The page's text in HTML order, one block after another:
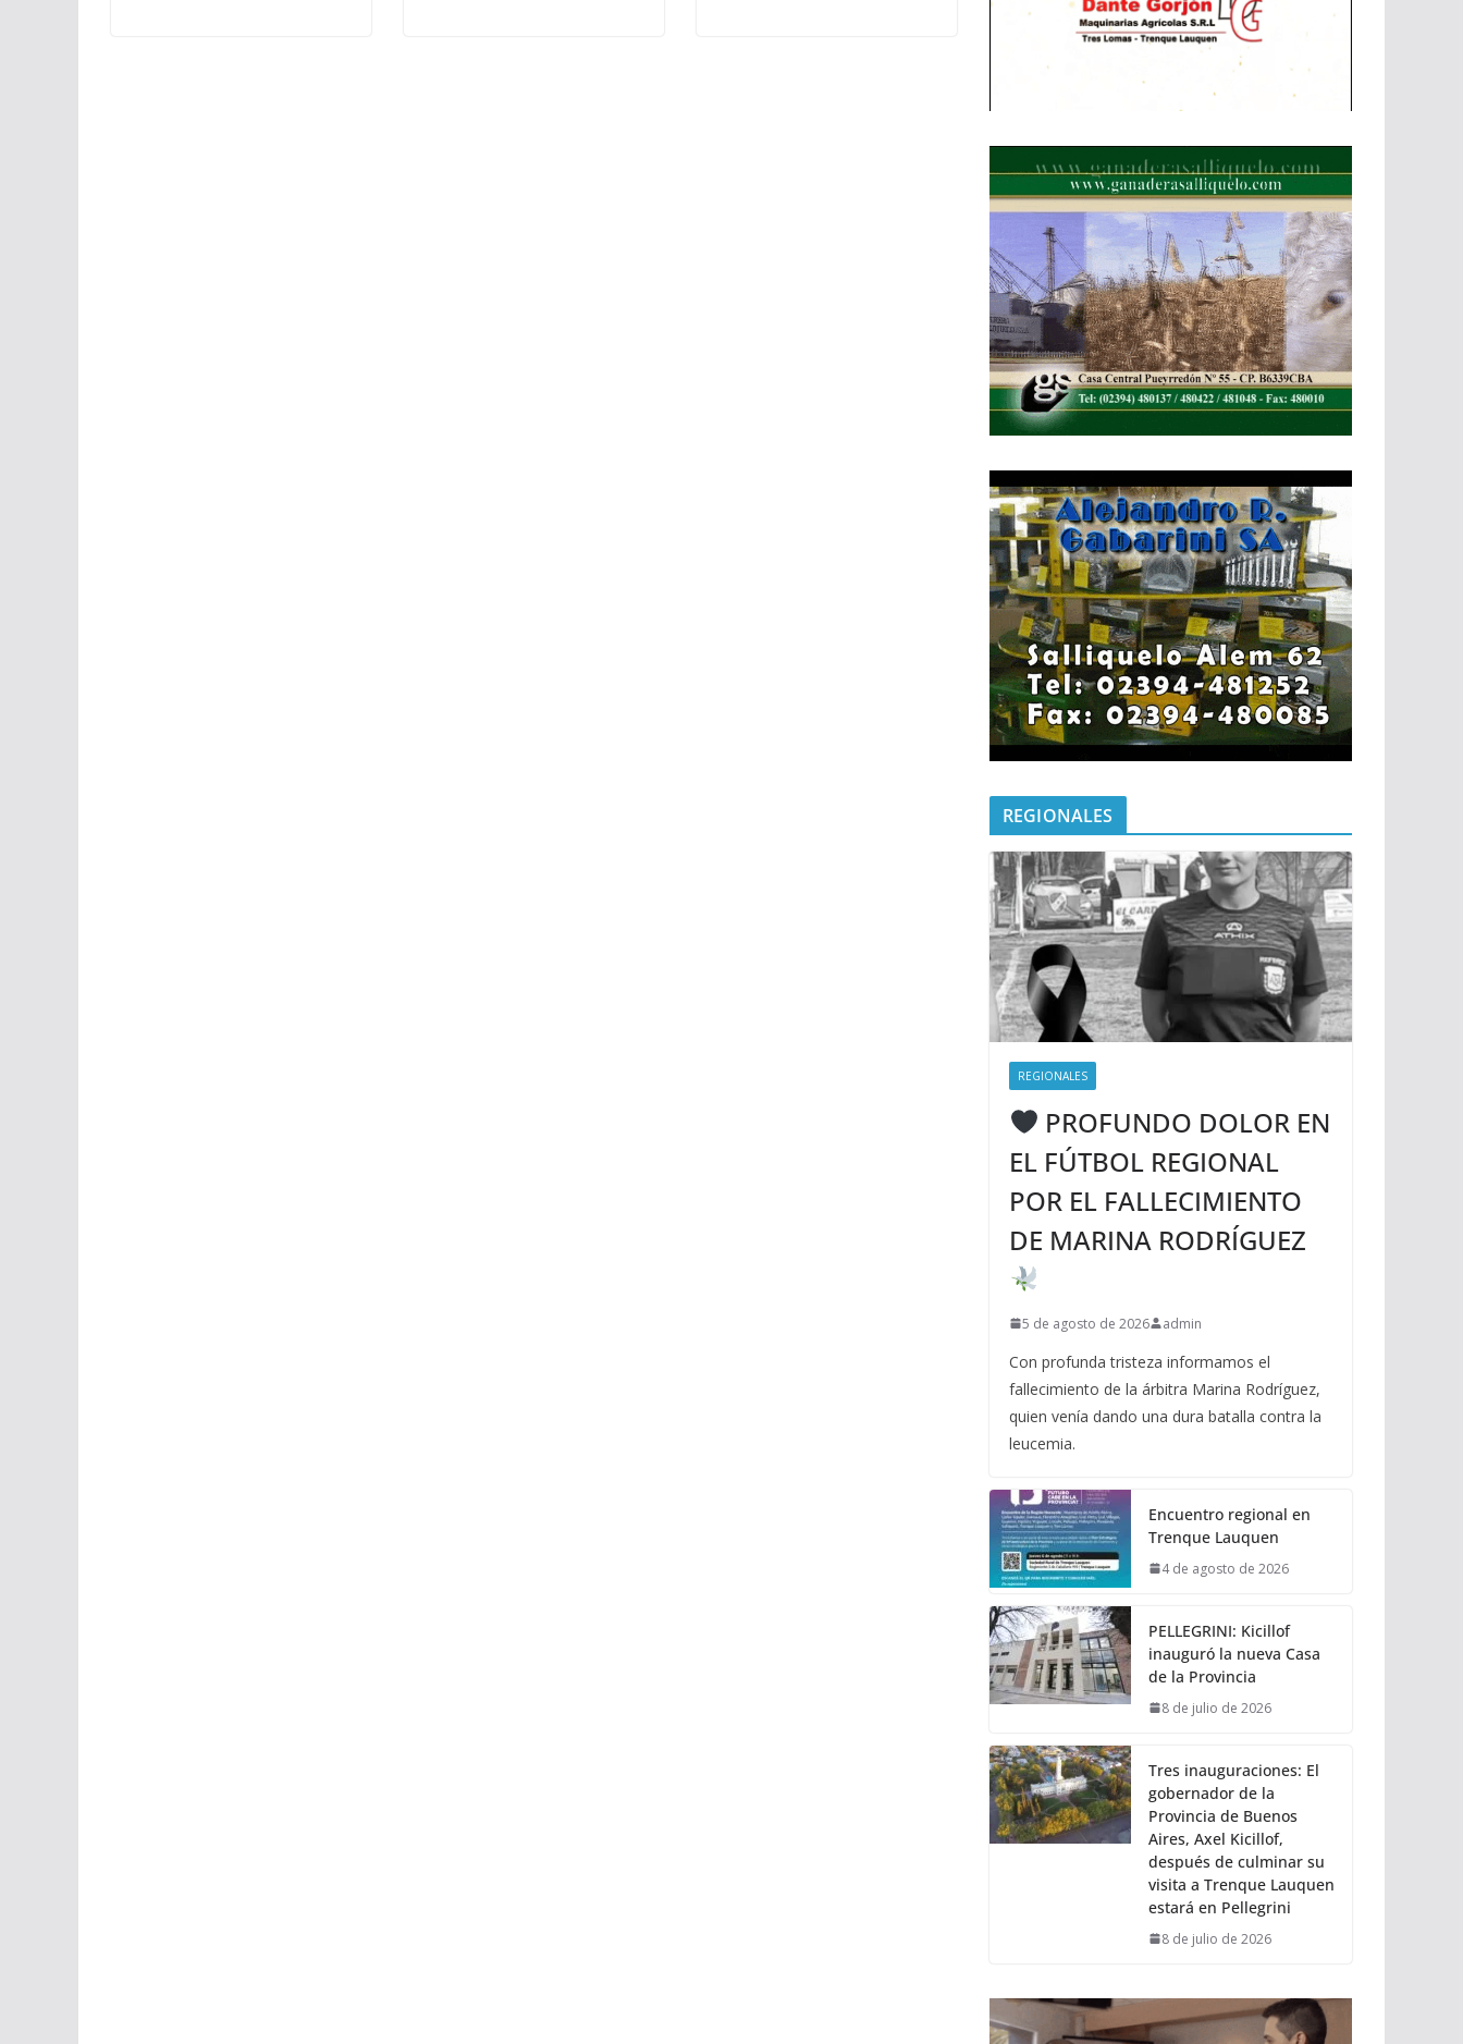
REGIONALES
REGIONALES
PROFUNDO DOLOR EN
EL FÚTBOL REGIONAL
POR EL FALLECIMIENTO
DE MARINA RODRÍGUEZ
5 de agosto de 2026 admin
Con profunda tristeza informamos el
fallecimiento de la árbitra Marina Rodríguez,
quien venía dando una dura batalla contra la
leucemia.
Encuentro regional en
Trenque Lauquen
4 de agosto de 2026
PELLEGRINI: Kicillof
inauguró la nueva Casa
de la Provincia
8 de julio de 2026
Tres inauguraciones: El
gobernador de la
Provincia de Buenos
Aires, Axel Kicillof,
después de culminar su
visita a Trenque Lauquen
estará en Pellegrini
8 de julio de 2026